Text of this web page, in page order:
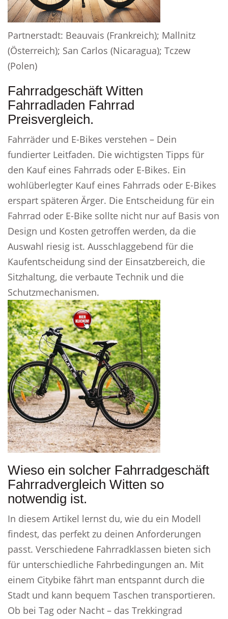
Partnerstadt: Beauvais (Frankreich); Mallnitz
(Österreich); San Carlos (Nicaragua); Tczew
(Polen)
Fahrradgeschäft Witten
Fahrradladen Fahrrad
Preisvergleich.
Fahrräder und E-Bikes verstehen – Dein
fundierter Leitfaden. Die wichtigsten Tipps für
den Kauf eines Fahrrads oder E-Bikes. Ein
wohlüberlegter Kauf eines Fahrrads oder E-Bikes
erspart späteren Ärger. Die Entscheidung für ein
Fahrrad oder E-Bike sollte nicht nur auf Basis von
Design und Kosten getroffen werden, da die
Auswahl riesig ist. Ausschlaggebend für die
Kaufentscheidung sind der Einsatzbereich, die
Sitzhaltung, die verbaute Technik und die
Schutzmechanismen.
Wieso ein solcher Fahrradgeschäft
Fahrradvergleich Witten so
notwendig ist.
In diesem Artikel lernst du, wie du ein Modell
findest, das perfekt zu deinen Anforderungen
passt. Verschiedene Fahrradklassen bieten sich
für unterschiedliche Fahrbedingungen an. Mit
einem Citybike fährt man entspannt durch die
Stadt und kann bequem Taschen transportieren.
Ob bei Tag oder Nacht – das Trekkingrad